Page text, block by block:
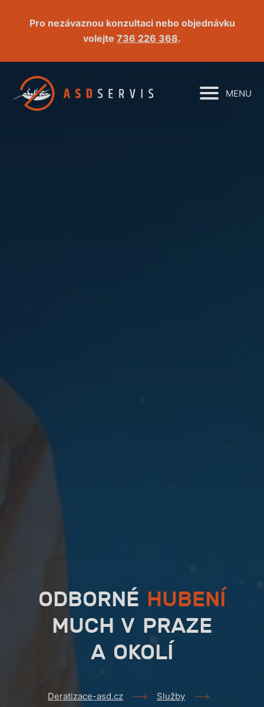
Pro nezávaznou konzultaci nebo objednávku
volejte 736 226 368.
MENU
ODBORNÉ HUBENÍ
MUCH V PRAZE
A OKOLÍ
Deratizace-asd.cz
Služby